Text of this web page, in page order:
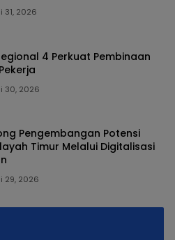
31, 2026
4 Perkuat Pembinaan
30, 2026
Pengembangan Potensi
Timur Melalui Digitalisasi
29, 2026